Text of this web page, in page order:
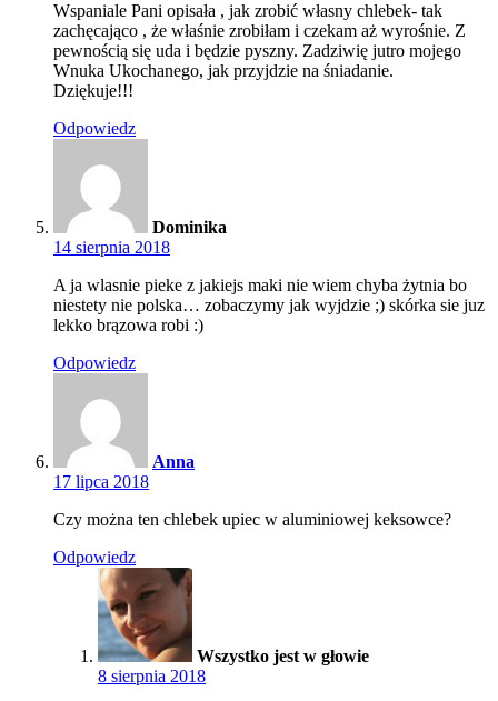
Wspaniale Pani opisała , jak zrobić własny chlebek- tak
zachęcająco , że właśnie zrobiłam i czekam aż wyrośnie. Z
pewnością się uda i będzie pyszny. Zadziwię jutro mojego
Wnuka Ukochanego, jak przyjdzie na śniadanie.
Dziękuje!!!
Odpowiedz
Dominika
14 sierpnia 2018
A ja wlasnie pieke z jakiejs maki nie wiem chyba żytnia bo
niestety nie polska… zobaczymy jak wyjdzie ;) skórka sie juz
lekko brązowa robi :)
Odpowiedz
Anna
17 lipca 2018
Czy można ten chlebek upiec w aluminiowej keksowce?
Odpowiedz
Wszystko jest w głowie
8 sierpnia 2018